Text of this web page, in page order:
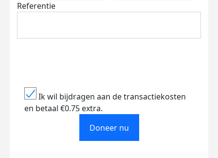
Referentie
Ik wil bijdragen aan de transactiekosten
en betaal €0.75 extra.
Doneer nu